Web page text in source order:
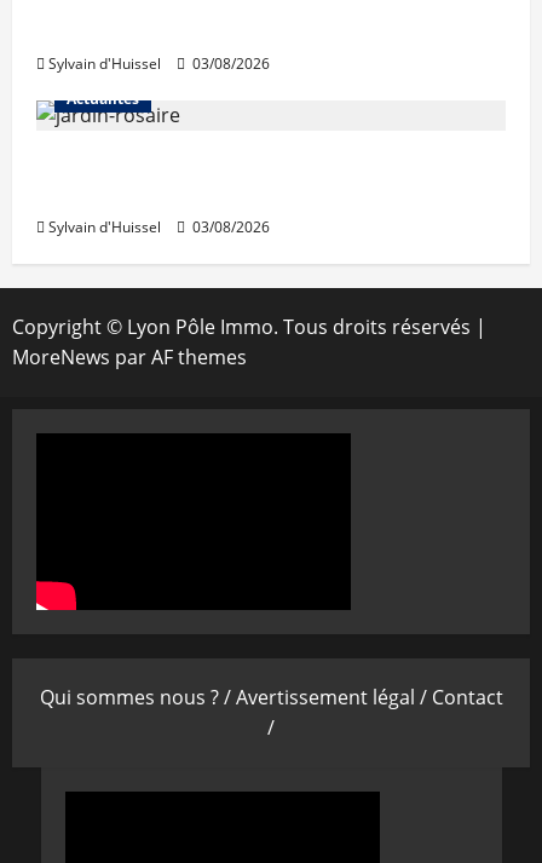
Sylvain d'Huissel
03/08/2026
Actualités
Sylvain d'Huissel 03/08/2026
Copyright © Lyon Pôle Immo. Tous droits réservés |
MoreNews par AF themes
Qui sommes nous ? /Avertissement légal / Contact
/